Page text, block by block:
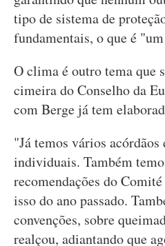
tipo de sistema de
fundamentais, o que é
O clima é outro tema que
cimeira do Conselho da
com Berge já tem
"Já temos vários
individuais. Também
recomendações do
isso do ano passado.
convenções, sobre
realçou, adiantando que